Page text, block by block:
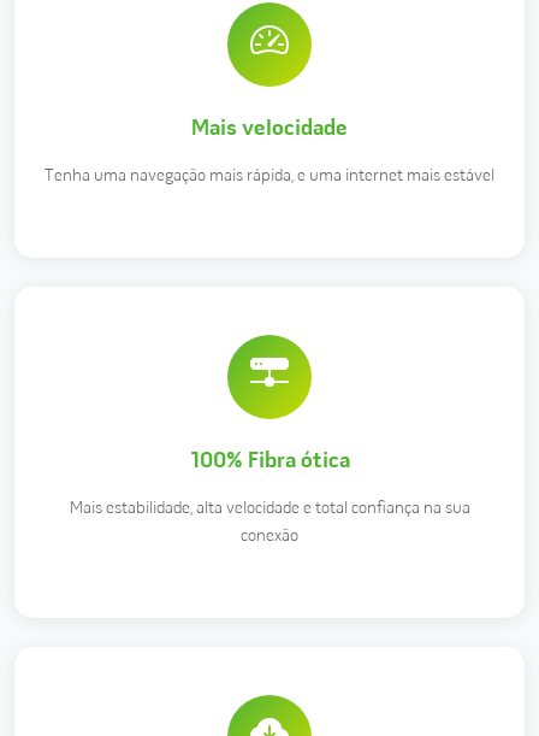
Mais velocidade
Tenha uma navegação mais rápida, e uma internet mais estável
100% Fibra ótica
Mais estabilidade, alta velocidade e total confiança na sua
conexão